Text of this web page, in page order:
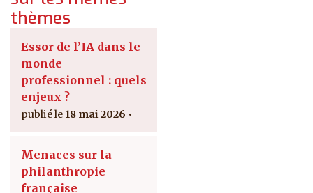
thèmes
Essor de l’IA dans le
monde
professionnel : quels
enjeux ?
18 mai 2026
Menaces sur la
philanthropie
française